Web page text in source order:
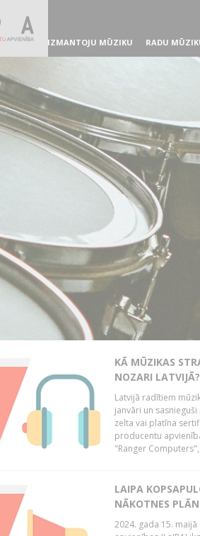
IZMANTOJU MŪZIKU RADU
KĀ MŪZIKAS
NOZARI LATVIJĀ?
Latvijā radītiem
janvāri un
zelta vai platīna
producentu
"Ranger
LAIPA
NĀKOTNES
2024. gada 15.